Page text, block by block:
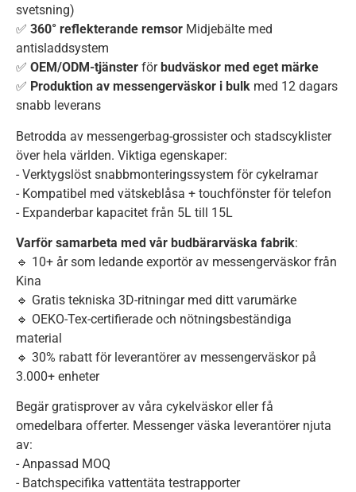
svetsning)
✅ 360° reflekterande remsor Midjebälte med
antisladdsystem
✅ OEM/ODM-tjänster för budväskor med eget märke
✅ Produktion av messengerväskor i bulk med 12 dagars
snabb leverans
Betrodda av messengerbag-grossister och stadscyklister
över hela världen. Viktiga egenskaper:
- Verktygslöst snabbmonteringssystem för cykelramar
- Kompatibel med vätskeblåsa + touchfönster för telefon
- Expanderbar kapacitet från 5L till 15L
Varför samarbeta med vår budbärarväska fabrik:
🔹 10+ år som ledande exportör av messengerväskor från
Kina
🔹 Gratis tekniska 3D-ritningar med ditt varumärke
🔹 OEKO-Tex-certifierade och nötningsbeständiga
material
🔹 30% rabatt för leverantörer av messengerväskor på
3.000+ enheter
Begär gratisprover av våra cykelväskor eller få
omedelbara offerter. Messenger väska leverantörer njuta
av:
- Anpassad MOQ
- Batchspecifika vattentäta testrapporter